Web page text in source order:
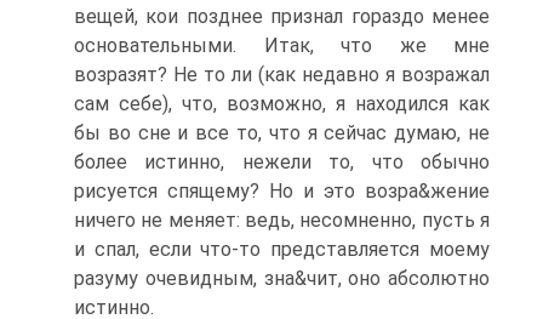
вещей, кои позднее признал гораздо менее
основательными. Итак, что же мне
возразят? Не то ли (как недавно я возражал
сам себе), что, возможно, я находился как
бы во сне и все то, что я сейчас думаю, не
более истинно, нежели то, что обычно
рисуется спящему? Но и это возра&жение
ничего не меняет: ведь, несомненно, пусть я
и спал, если что-то представляется моему
разуму очевидным, зна&чит, оно абсолютно
истинно.